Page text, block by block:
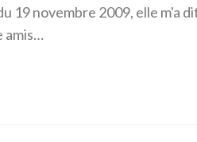
19 novembre 2009, elle m'a
amis…